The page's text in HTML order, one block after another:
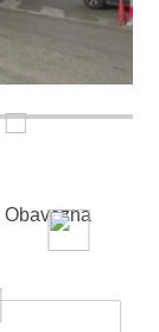
Obavezna